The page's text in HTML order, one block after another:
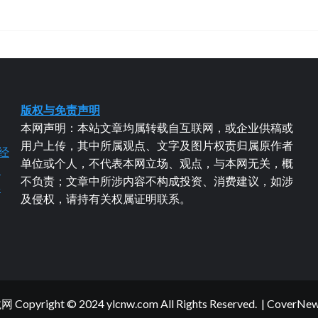
版权与免责声明
本网声明：本站文章均属转载自互联网，或企业供稿或
用户上传，其中所属观点、文字及图片权责归属原作者
单位或个人，不代表本网立场、观点，与本网无关，概
不负责；文章中所涉内容不构成投资、消费建议，如涉
及侵权，请持有关权属证明联系。
Copyright © 2024 ylcnw.com All Rights Reserved. |